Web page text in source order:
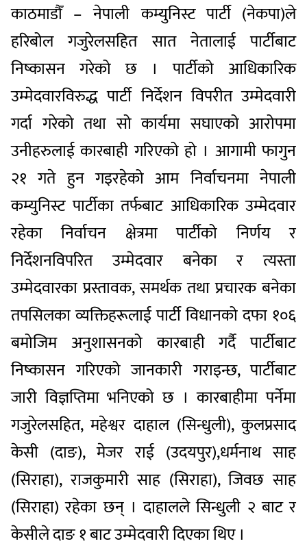
काठमाडौँ – नेपाली कम्युनिस्ट पार्टी (नेकपा)ले
हरिबोल गजुरेलसहित सात नेतालाई पार्टीबाट
निष्कासन गरेको छ । पार्टीको आधिकारिक
उम्मेदवारविरुद्ध पार्टी निर्देशन विपरीत उम्मेदवारी
गर्दा गरेको तथा सो कार्यमा सघाएको आरोपमा
उनीहरुलाई कारबाही गरिएको हो । आगामी फागुन
२१ गते हुन गइरहेको आम निर्वाचनमा नेपाली
कम्युनिस्ट पार्टीका तर्फबाट आधिकारिक उम्मेदवार
रहेका निर्वाचन क्षेत्रमा पार्टीको निर्णय र
निर्देशनविपरित उम्मेदवार बनेका र त्यस्ता
उम्मेदवारका प्रस्तावक, समर्थक तथा प्रचारक बनेका
तपसिलका व्यक्तिहरूलाई पार्टी विधानको दफा १०६
बमोजिम अनुशासनको कारबाही गर्दै पार्टीबाट
निष्कासन गरिएको जानकारी गराइन्छ, पार्टीबाट
जारी विज्ञप्तिमा भनिएको छ । कारबाहीमा पर्नेमा
गजुरेलसहित, महेश्वर दाहाल (सिन्धुली), कुलप्रसाद
केसी (दाङ), मेजर राई (उदयपुर),धर्मनाथ साह
(सिराहा), राजकुमारी साह (सिराहा), जिवछ साह
(सिराहा) रहेका छन् । दाहालले सिन्धुली २ बाट र
केसीले दाङ १ बाट उम्मेदवारी दिएका थिए ।